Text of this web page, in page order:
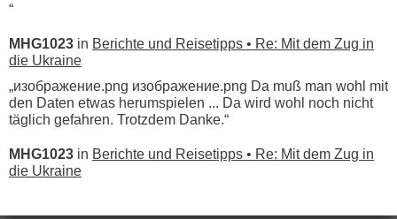
“
MHG1023 in Berichte und Reisetipps • Re: Mit dem Zug in
die Ukraine
„изображение.png изображение.png Da muß man wohl mit
den Daten etwas herumspielen ... Da wird wohl noch nicht
täglich gefahren. Trotzdem Danke.“
MHG1023 in Berichte und Reisetipps • Re: Mit dem Zug in
die Ukraine